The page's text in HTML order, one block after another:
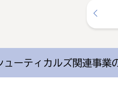
ューティカルズ関連事業